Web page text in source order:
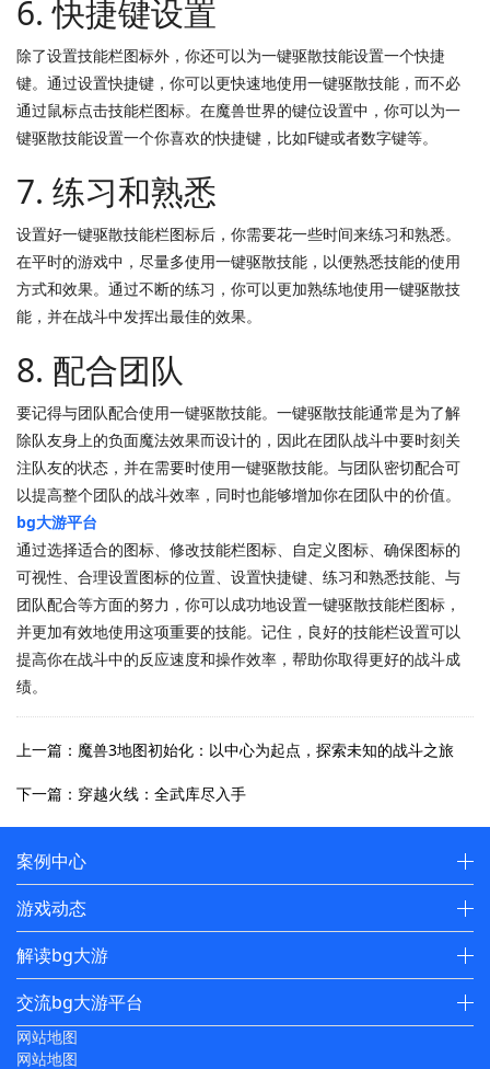
6. 快捷键设置
除了设置技能栏图标外，你还可以为一键驱散技能设置一个快捷
键。通过设置快捷键，你可以更快速地使用一键驱散技能，而不必
通过鼠标点击技能栏图标。在魔兽世界的键位设置中，你可以为一
键驱散技能设置一个你喜欢的快捷键，比如F键或者数字键等。
7. 练习和熟悉
设置好一键驱散技能栏图标后，你需要花一些时间来练习和熟悉。
在平时的游戏中，尽量多使用一键驱散技能，以便熟悉技能的使用
方式和效果。通过不断的练习，你可以更加熟练地使用一键驱散技
能，并在战斗中发挥出最佳的效果。
8. 配合团队
要记得与团队配合使用一键驱散技能。一键驱散技能通常是为了解
除队友身上的负面魔法效果而设计的，因此在团队战斗中要时刻关
注队友的状态，并在需要时使用一键驱散技能。与团队密切配合可
以提高整个团队的战斗效率，同时也能够增加你在团队中的价值。
bg大游平台
通过选择适合的图标、修改技能栏图标、自定义图标、确保图标的
可视性、合理设置图标的位置、设置快捷键、练习和熟悉技能、与
团队配合等方面的努力，你可以成功地设置一键驱散技能栏图标，
并更加有效地使用这项重要的技能。记住，良好的技能栏设置可以
提高你在战斗中的反应速度和操作效率，帮助你取得更好的战斗成
绩。
上一篇：魔兽3地图初始化：以中心为起点，探索未知的战斗之旅
下一篇：穿越火线：全武库尽入手
案例中心
游戏动态
解读bg大游
交流bg大游平台
网站地图
网站地图